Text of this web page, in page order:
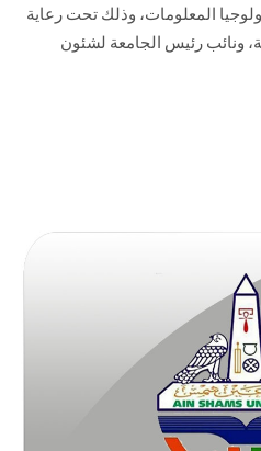
المعلومات، وذلك تحت رعاية
ونائب رئيس الجامعة لشئون